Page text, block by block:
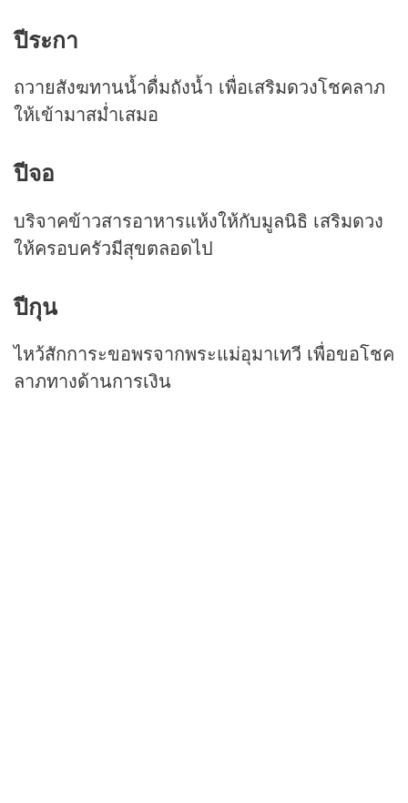
ปีระกา
ถวายสังฆทานน้ำดื่มถังน้ำ เพื่อเสริมดวงโชคลาภ
ให้เข้ามาสม่ำเสมอ
ปีจอ
บริจาคข้าวสารอาหารแห้งให้กับมูลนิธิ เสริมดวง
ให้ครอบครัวมีสุขตลอดไป
ปีกุน
ไหว้สักการะขอพรจากพระแม่อุมาเทวี เพื่อขอโชค
ลาภทางด้านการเงิน